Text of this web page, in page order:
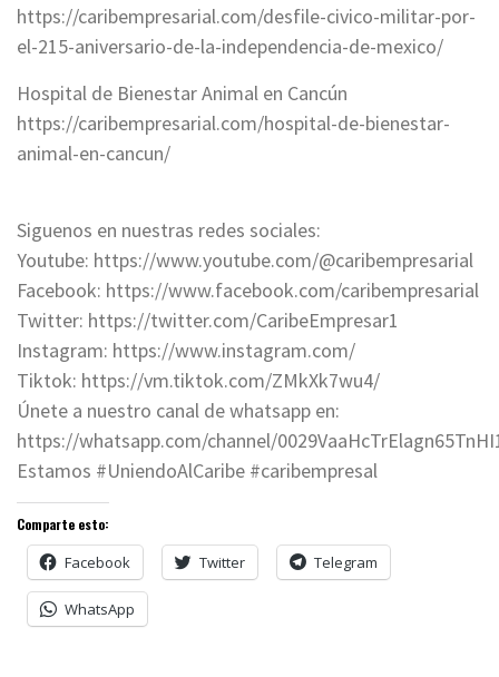
https://caribempresarial.com/desfile-civico-militar-por-
el-215-aniversario-de-la-independencia-de-mexico/
Hospital de Bienestar Animal en Cancún
https://caribempresarial.com/hospital-de-bienestar-
animal-en-cancun/
Siguenos en nuestras redes sociales:
Youtube: https://www.youtube.com/@caribempresarial
Facebook: https://www.facebook.com/caribempresarial
Twitter: https://twitter.com/CaribeEmpresar1
Instagram: https://www.instagram.com/
Tiktok: https://vm.tiktok.com/ZMkXk7wu4/
Únete a nuestro canal de whatsapp en:
https://whatsapp.com/channel/
Estamos #UniendoAlCaribe #caribempresal
Comparte esto:
Facebook Twitter Telegram
WhatsApp